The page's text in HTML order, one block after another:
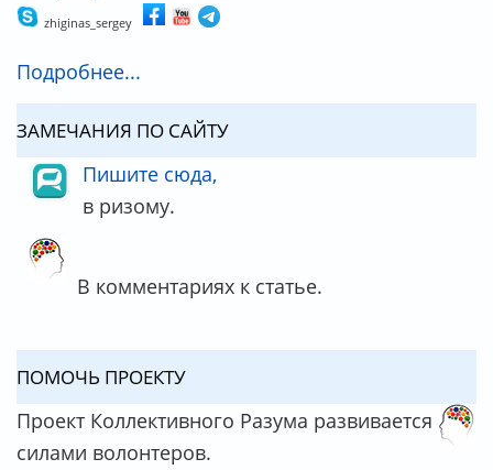
zhiginas_sergey
Подробнее...
ЗАМЕЧАНИЯ ПО САЙТУ
Пишите сюда,
в ризому.
В комментариях к статье.
ПОМОЧЬ ПРОЕКТУ
Проект Коллективного Разума развивается
силами волонтеров.